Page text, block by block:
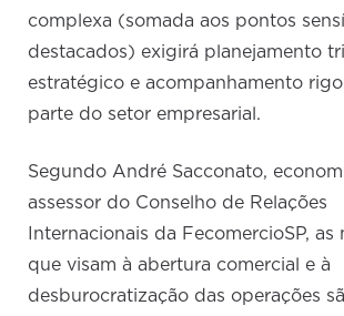
complexa (somada aos pontos
destacados) exigirá planejamento
estratégico e acompanhamento
parte do setor empresarial.
Segundo André Sacconato,
assessor do Conselho de Relações
Internacionais da FecomercioSP, as
que visam à abertura comercial e à
desburocratização das operações